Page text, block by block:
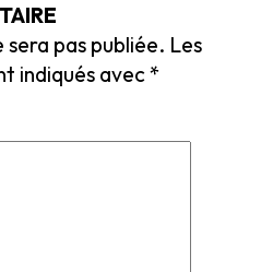
pas publiée. Les
indiqués avec*